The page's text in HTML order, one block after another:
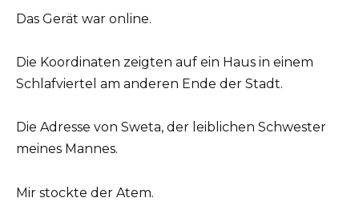
Das Gerät war online.
Die Koordinaten zeigten auf ein Haus in einem
Schlafviertel am anderen Ende der Stadt.
Die Adresse von Sweta, der leiblichen Schwester
meines Mannes.
Mir stockte der Atem.